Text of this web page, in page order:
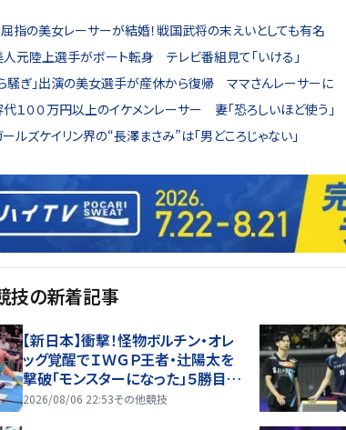
指の美女レーサーが結婚！戦国武将の末えいとしても有名
人元陸上選手がボート転身 テレビ番組見て「いける」
騒ぎ」出演の美女選手が産休から復帰 ママさんレーサーに
１００万円以上のイケメンレーサー 妻「恐ろしいほど使う」
ールズケイリン界の“長澤まさみ”は「男どころじゃない」
技の新着記事
【新日本】衝撃！怪物ボルチン・オレ
ッグ覚醒でＩＷＧＰ王者・辻陽太を
撃破「モンスターになった」５勝目で
「Ｇ１」Ａブロック首位タイ
2026/08/06 22:53その他競技